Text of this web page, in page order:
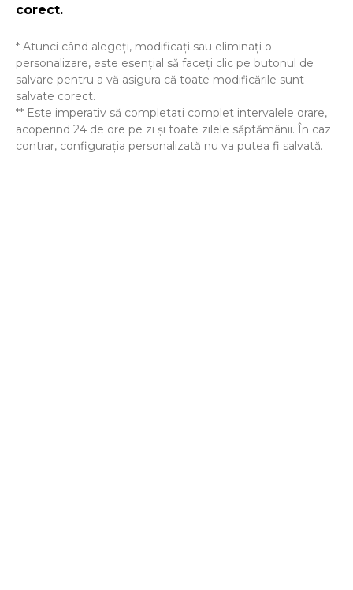
corect.
* Atunci când alegeți, modificați sau eliminați o
personalizare, este esențial să faceți clic pe butonul de
salvare pentru a vă asigura că toate modificările sunt
salvate corect.
** Este imperativ să completați complet intervalele orare,
acoperind 24 de ore pe zi și toate zilele săptămânii. În caz
contrar, configurația personalizată nu va putea fi salvată.